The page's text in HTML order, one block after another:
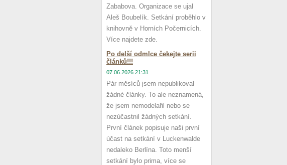
Zababova. Organizace se ujal
Aleš Boubelík. Setkání proběhlo v
knihovně v Horních Počernicích.
Více najdete zde.
Po delší odmlce čekejte serii
článků!!!
07.06.2026 21:31
Pár měsíců jsem nepublikoval
žádné články. To ale neznamená,
že jsem nemodelařil nebo se
nezúčastnil žádných setkání.
První článek popisuje naši první
účast na setkání v Luckenwalde
nedaleko Berlína. Toto menší
setkání bylo prima, více se